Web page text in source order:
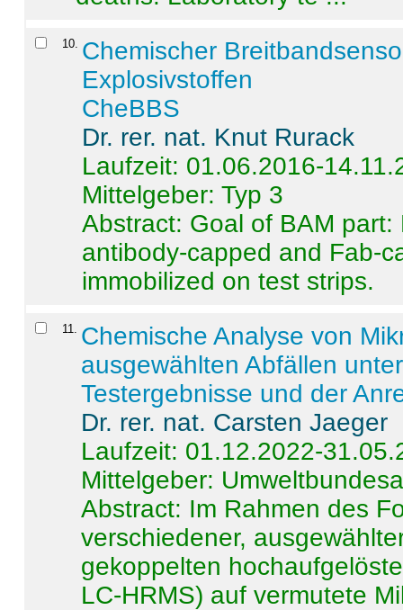
10 Chemischer
Explosivstoffen
CheBBS
Dr. rer. nat. Knut Rurack
Laufzeit: 01.06.2016-
Mittelgeber: Typ 3
Abstract: Goal of BAM
antibody-capped and Fab-
immobilized on test strips.
11
Chemische Analyse von
ausgewählten Abfällen
Testergebnisse und der
Dr. rer. nat. Carsten Jaeger
Laufzeit: 01.12.2022-
Mittelgeber:
Abstract: Im Rahmen des
verschiedener,
gekoppelten
LC-HRMS) auf vermutete